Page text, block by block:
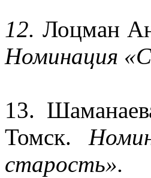
12. Лоцман
Номинация
13.
Томск.
старость».